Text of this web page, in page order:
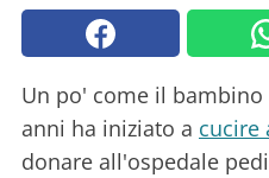
Un po' come il
anni ha iniziato a cucire
donare all'ospedale